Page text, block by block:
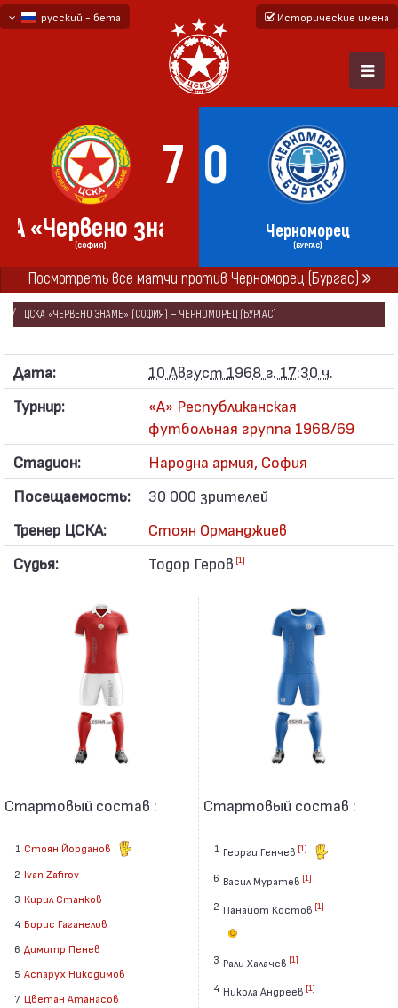
русский - бета
Исторические имена
7 0
«Червено знаме»
(СОФИЯ)
Черноморец
(БУРГАС)
Посмотреть все матчи против Черноморец (Бургас)
ГЛАВНАЯ СЕЗОНЫ
1968/69
«А» РЕСПУБЛИКАНСКАЯ ФУТБОЛЬНАЯ ГРУППА 1968/69
ЦСКА «ЧЕРВЕНО ЗНАМЕ» (СОФИЯ) — ЧЕРНОМОРЕЦ (БУРГАС)
Дата:
10 Август 1968 г. 17:30 ч.
Турнир:
«А» Республиканская
футбольная группа 1968/69
Стадион:
Народна армия, София
Посещаемость:
30 000 зрителей
Тренер ЦСКА:
Стоян Орманджиев
Судья:
Тодор Геров [1]
Стартовый состав :
1 Стоян Йорданов
2 Ivan Zafirov
3 Кирил Станков
4 Борис Гаганелов
6 Димитр Пенев
5 Аспарух Никодимов
7 Цветан Атанасов
Стартовый состав :
1 Георги Генчев [1]
6 Васил Муратев [1]
2 Панайот Костов [1]
3 Рали Халачев [1]
4 Никола Андреев [1]